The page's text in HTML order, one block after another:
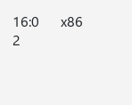
16:0
2
x86